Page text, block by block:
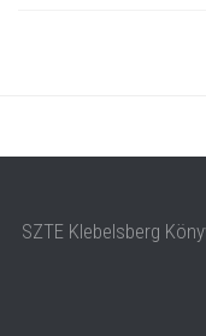
SZTE Klebelsberg